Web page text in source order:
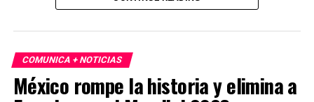
las autoridades hicieron un llamado a la población a vivir
el Mundial 2026 con responsabilidad y priorizar la
seguridad en eventos masivos.
COMUNICA + NOTICIAS
México rompe la historia y elimina a